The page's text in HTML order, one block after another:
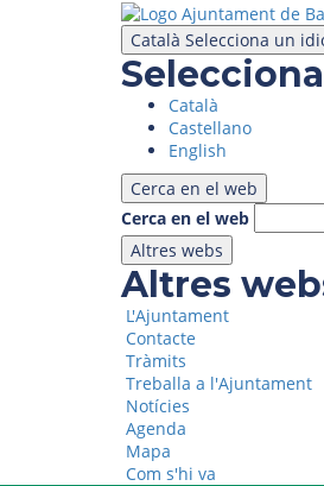
Català Selecciona un
Català
Castellano
English
Cerca en el web
Cerca en el web
Altres webs
Altres
L'Ajuntament
Contacte
Tràmits
Treballa a l'Ajuntament
Notícies
Agenda
Mapa
Com s'hi va